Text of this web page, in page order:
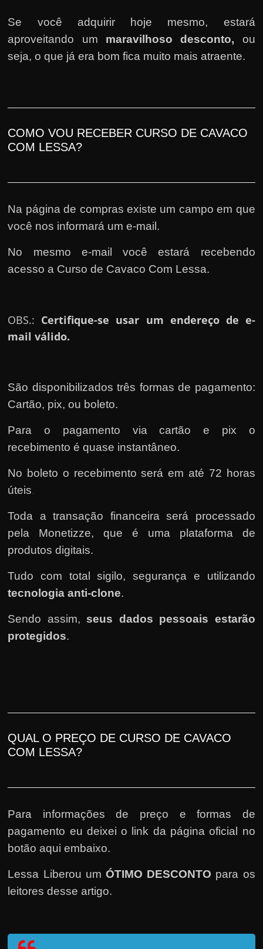
Se você adquirir hoje mesmo, estará
aproveitando um maravilhoso desconto, ou
seja, o que já era bom fica muito mais atraente.
COMO VOU RECEBER CURSO DE CAVACO
COM LESSA?
Na página de compras existe um campo em que
você nos informará um e-mail.
No mesmo e-mail você estará recebendo
acesso a Curso de Cavaco Com Lessa.
OBS.: Certifique-se usar um endereço de e-
mail válido.
São disponibilizados três formas de pagamento:
Cartão, pix, ou boleto.
Para o pagamento via cartão e pix o
recebimento é quase instantâneo.
No boleto o recebimento será em até 72 horas
úteis.
Toda a transação financeira será processado
pela Monetizze, que é uma plataforma de
produtos digitais.
Tudo com total sigilo, segurança e utilizando
tecnologia anti-clone.
Sendo assim, seus dados pessoais estarão
protegidos.
QUAL O PREÇO DE CURSO DE CAVACO
COM LESSA?
Para informações de preço e formas de
pagamento eu deixei o link da página oficial no
botão aqui embaixo.
Lessa Liberou um ÓTIMO DESCONTO para os
leitores desse artigo.